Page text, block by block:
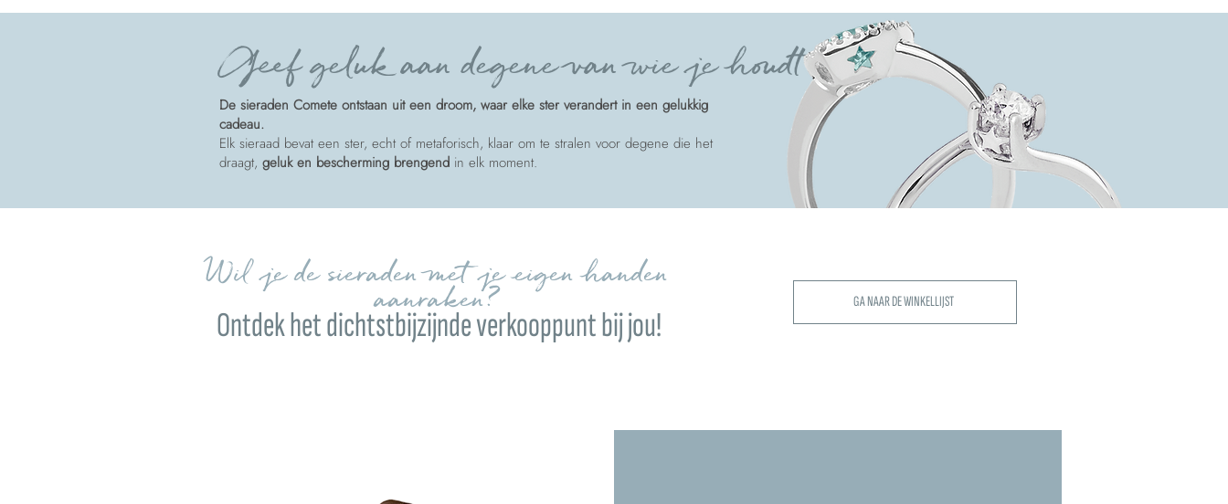
Geef geluk aan degene van wie je houdt
De sieraden Comete ontstaan uit een droom, waar elke ster verandert in een gelukkig
cadeau.
Elk sieraad bevat een ster, echt of metaforisch, klaar om te stralen voor degene die het
draagt, geluk en bescherming brengend in elk moment.
Wil je de sieraden met je eigen handen
aanraken?
Ontdek het dichtstbijzijnde verkooppunt bij jou!
GA NAAR DE WINKELLIJST